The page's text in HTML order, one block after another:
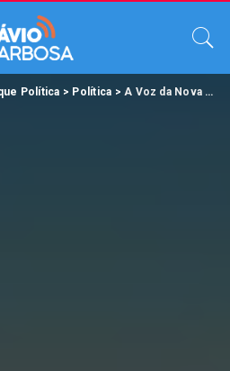
Política > Política >A Voz da Nova Política em Barcarena.